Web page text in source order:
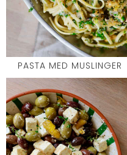
PASTA MED MUSLINGER